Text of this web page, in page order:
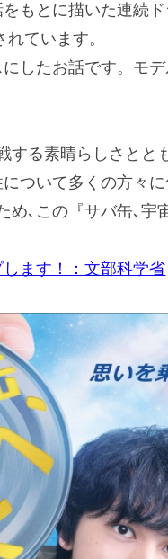
もとに描いた連続
ています。
したお話です。モ
する素晴らしさとと
ついて多くの方々
､この『サバ缶､宇
ます！：文部科学省